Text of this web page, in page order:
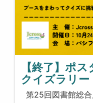
【終了】ポ
クイズラリー
第25回図書館総